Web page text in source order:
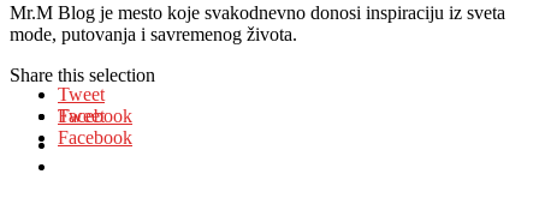
Mr.M Blog je mesto koje svakodnevno donosi inspiraciju iz sveta
mode, putovanja i savremenog života.
Tweet
Facebook
Share this selection
Tweet
Facebook